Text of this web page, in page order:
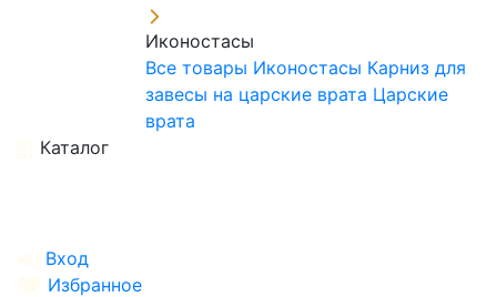
Иконостасы
Все товары Иконостасы Карниз для
завесы на царские врата Царские
врата
Каталог
Вход
Избранное